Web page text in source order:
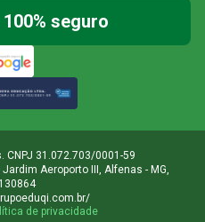
100% seguro
CNPJ 31.072.703/0001-59
Aeroporto III, Alfenas - MG,
de privacidade